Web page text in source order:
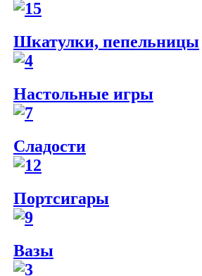
Шкатулки, пепельницы
Настольные игры
Сладости
Портсигары
Вазы